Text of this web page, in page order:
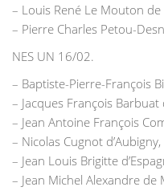
– Louis René Le Mouton de
– Pierre Charles Petou-
NES UN 16/02.
– Baptiste-Pierre-François
– Jacques François
– Jean Antoine François
– Nicolas Cugnot d’Aubigny,
– Jean Louis Brigitte
– Jean Michel Alexandre de